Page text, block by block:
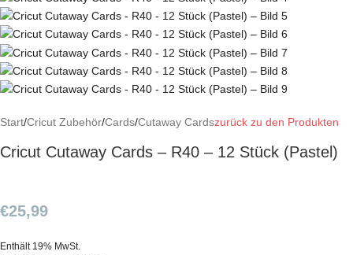
Start/Cricut Zubehör/Cards/Cutaway Cardszurück zu den Produkten
Cricut Cutaway Cards – R40 – 12 Stück (Pastel)
€25,99
Enthält 19% MwSt.